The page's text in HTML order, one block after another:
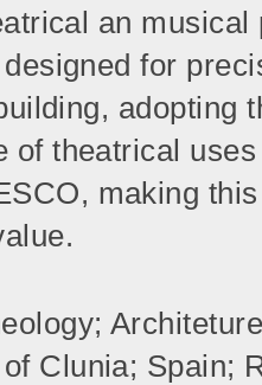
an
for
adopting
of theatrical
making
Clunia; Spain;